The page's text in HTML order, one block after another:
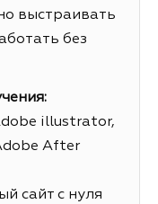
выстраивать
без
illustrator,
After
сайт с нуля